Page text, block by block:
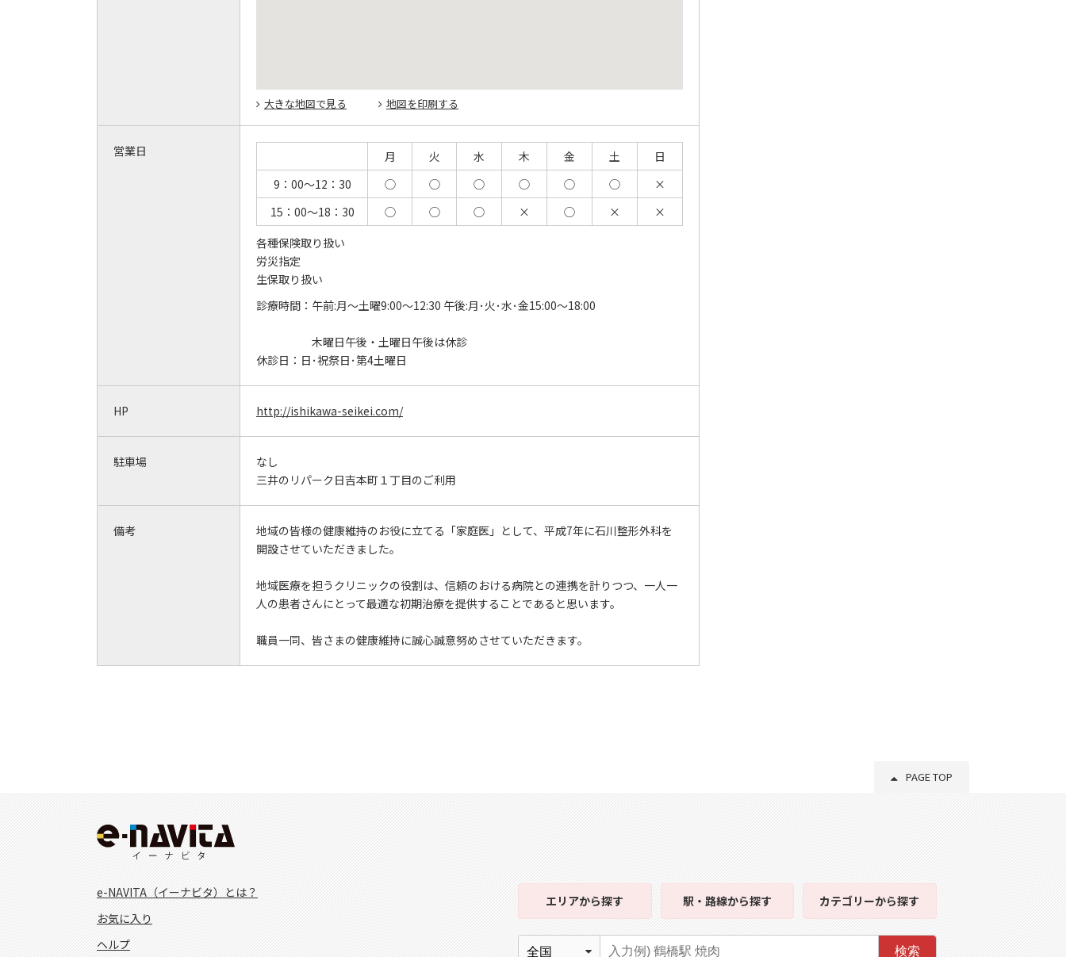
大きな地図で見る 地図を印刷する
営業日 月 火 水 木 金 土
日
9：00～12：30
◯ ◯ ◯ ◯ ◯ ◯
×
15：00～18：30
◯ ◯ ◯ × ◯ ×
×
各種保険取り扱い
労災指定
生保取り扱い
診療時間： 午前:月～土曜9:00～12:30 午後:月･火･水･金15:00～18:00
木曜日午後・土曜日午後は休診
休診日： 日･祝祭日･第4土曜日
HP http://ishikawa-seikei.com/
駐車場
なし
三井のリパーク日吉本町１丁目のご利用
備考
地域の皆様の健康維持のお役に立てる「家庭医」として、平成7年に石川整形外科を
開設させていただきました。
地域医療を担うクリニックの役割は、信頼のおける病院との連携を計りつつ、一人一
人の患者さんにとって最適な初期治療を提供することであると思います。
職員一同、皆さまの健康維持に誠心誠意努めさせていただきます。
PAGE TOP
e-NAVITA（イーナビタ）とは？
お気に入り
ヘルプ
エリアから探す 駅・路線から探す カテゴリーから探す
検索